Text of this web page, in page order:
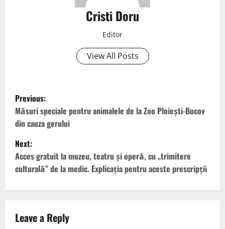
Cristi Doru
Editor
View All Posts
Previous:
Măsuri speciale pentru animalele de la Zoo Ploiești-Bucov
din cauza gerului
Next:
Acces gratuit la muzeu, teatru și operă, cu „trimitere
culturală” de la medic. Explicația pentru aceste prescripții
Leave a Reply